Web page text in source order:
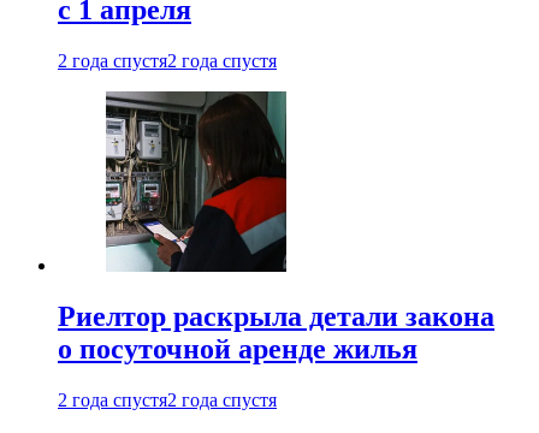
с 1 апреля
2 года спустя2 года спустя
Риелтор раскрыла детали закона
о посуточной аренде жилья
2 года спустя2 года спустя